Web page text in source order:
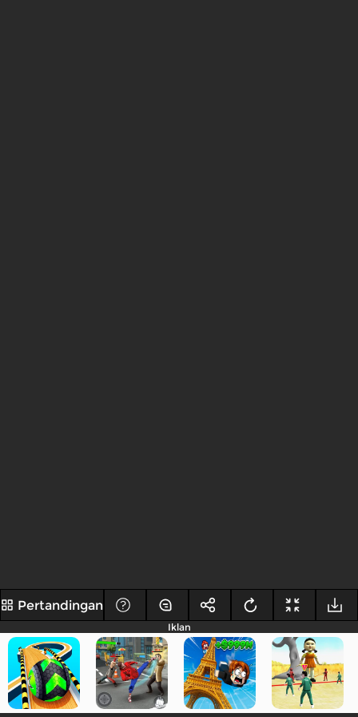
Pertandingan
Iklan